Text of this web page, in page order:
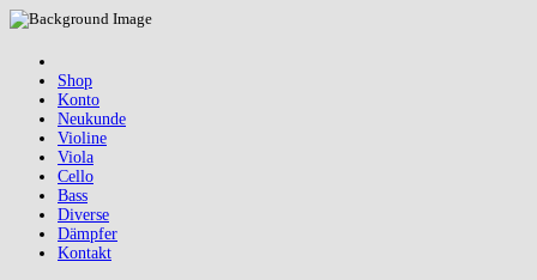
Shop
Konto
Neukunde
Violine
Viola
Cello
Bass
Diverse
Dämpfer
Kontakt